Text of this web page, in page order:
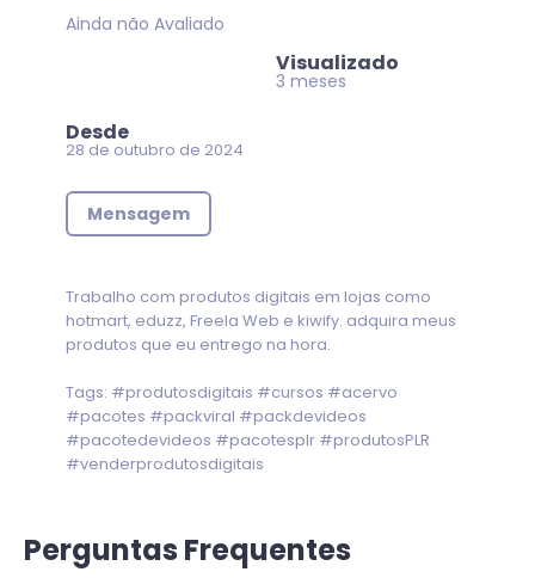
Ainda não Avaliado
Visualizado
3 meses
Desde
28 de outubro de 2024
Mensagem
Trabalho com produtos digitais em lojas como
hotmart, eduzz, Freela Web e kiwify. adquira meus
produtos que eu entrego na hora.
Tags: #produtosdigitais #cursos #acervo
#pacotes #packviral #packdevideos
#pacotedevideos #pacotesplr #produtosPLR
#venderprodutosdigitais
Perguntas Frequentes